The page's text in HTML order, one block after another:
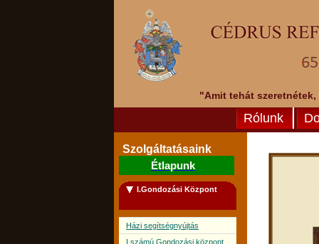
"Amit tehát
Rólunk
Szolgáltatásaink
Étlapunk
I.Gondozási Központ
Házi segítségnyújtás
I.számú Gondozási központ